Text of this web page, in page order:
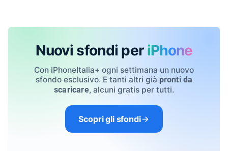
Nuovi sfondi per iPhone
Con iPhoneItalia+ ogni settimana un nuovo
sfondo esclusivo. E tanti altri già pronti da
scaricare, alcuni gratis per tutti.
Scopri gli sfondi